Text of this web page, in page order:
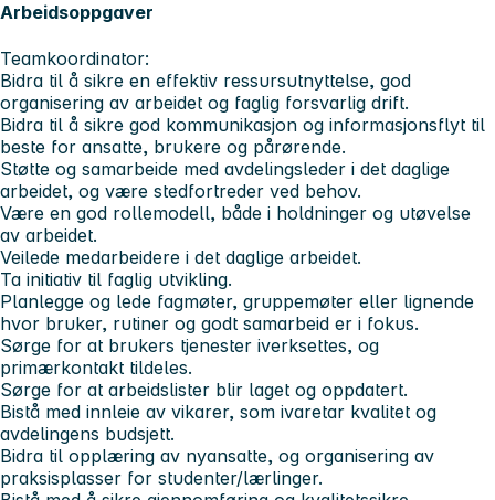
Arbeidsoppgaver
Teamkoordinator:
Bidra til å sikre en effektiv ressursutnyttelse, god
organisering av arbeidet og faglig forsvarlig drift.
Bidra til å sikre god kommunikasjon og informasjonsflyt til
beste for ansatte, brukere og pårørende.
Støtte og samarbeide med avdelingsleder i det daglige
arbeidet, og være stedfortreder ved behov.
Være en god rollemodell, både i holdninger og utøvelse
av arbeidet.
Veilede medarbeidere i det daglige arbeidet.
Ta initiativ til faglig utvikling.
Planlegge og lede fagmøter, gruppemøter eller lignende
hvor bruker, rutiner og godt samarbeid er i fokus.
Sørge for at brukers tjenester iverksettes, og
primærkontakt tildeles.
Sørge for at arbeidslister blir laget og oppdatert.
Bistå med innleie av vikarer, som ivaretar kvalitet og
avdelingens budsjett.
Bidra til opplæring av nyansatte, og organisering av
praksisplasser for studenter/lærlinger.